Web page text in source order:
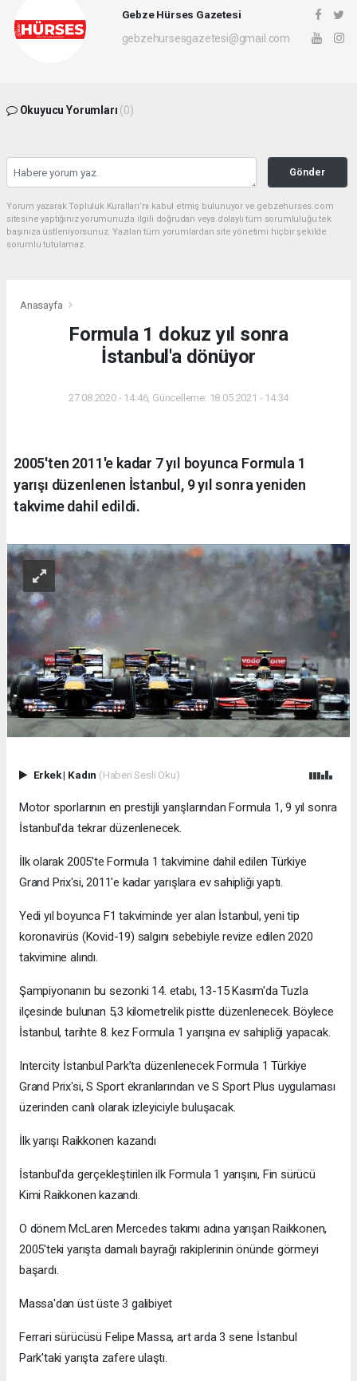
Gebze Hürses Gazetesi
gebzehursesgazetesi@gmail.com
Okuyucu Yorumları (0)
Gönder
Yorum yazarak Topluluk Kuralları’nı kabul etmiş bulunuyor ve gebzehurses.com
sitesine yaptığınız yorumunuzla ilgili doğrudan veya dolaylı tüm sorumluluğu tek
başınıza üstleniyorsunuz. Yazılan tüm yorumlardan site yönetimi hiçbir şekilde
sorumlu tutulamaz.
Anasayfa
Formula 1 dokuz yıl sonra
İstanbul'a dönüyor
27.08.2020 - 14:46, Güncelleme: 18.05.2021 - 14:34
2005'ten 2011'e kadar 7 yıl boyunca Formula 1
yarışı düzenlenen İstanbul, 9 yıl sonra yeniden
takvime dahil edildi.
Erkek| Kadın (Haberi Sesli Oku)
Motor sporlarının en prestijli yarışlarından Formula 1, 9 yıl sonra
İstanbul'da tekrar düzenlenecek.
İlk olarak 2005'te Formula 1 takvimine dahil edilen Türkiye
Grand Prix'si, 2011'e kadar yarışlara ev sahipliği yaptı.
Yedi yıl boyunca F1 takviminde yer alan İstanbul, yeni tip
koronavirüs (Kovid-19) salgını sebebiyle revize edilen 2020
takvimine alındı.
Şampiyonanın bu sezonki 14. etabı, 13-15 Kasım'da Tuzla
ilçesinde bulunan 5,3 kilometrelik pistte düzenlenecek. Böylece
İstanbul, tarihte 8. kez Formula 1 yarışına ev sahipliği yapacak.
Intercity İstanbul Park’ta düzenlenecek Formula 1 Türkiye
Grand Prix'si, S Sport ekranlarından ve S Sport Plus uygulaması
üzerinden canlı olarak izleyiciyle buluşacak.
İlk yarışı Raikkonen kazandı
İstanbul'da gerçekleştirilen ilk Formula 1 yarışını, Fin sürücü
Kimi Raikkonen kazandı.
O dönem McLaren Mercedes takımı adına yarışan Raikkonen,
2005'teki yarışta damalı bayrağı rakiplerinin önünde görmeyi
başardı.
Massa'dan üst üste 3 galibiyet
Ferrari sürücüsü Felipe Massa, art arda 3 sene İstanbul
Park'taki yarışta zafere ulaştı.